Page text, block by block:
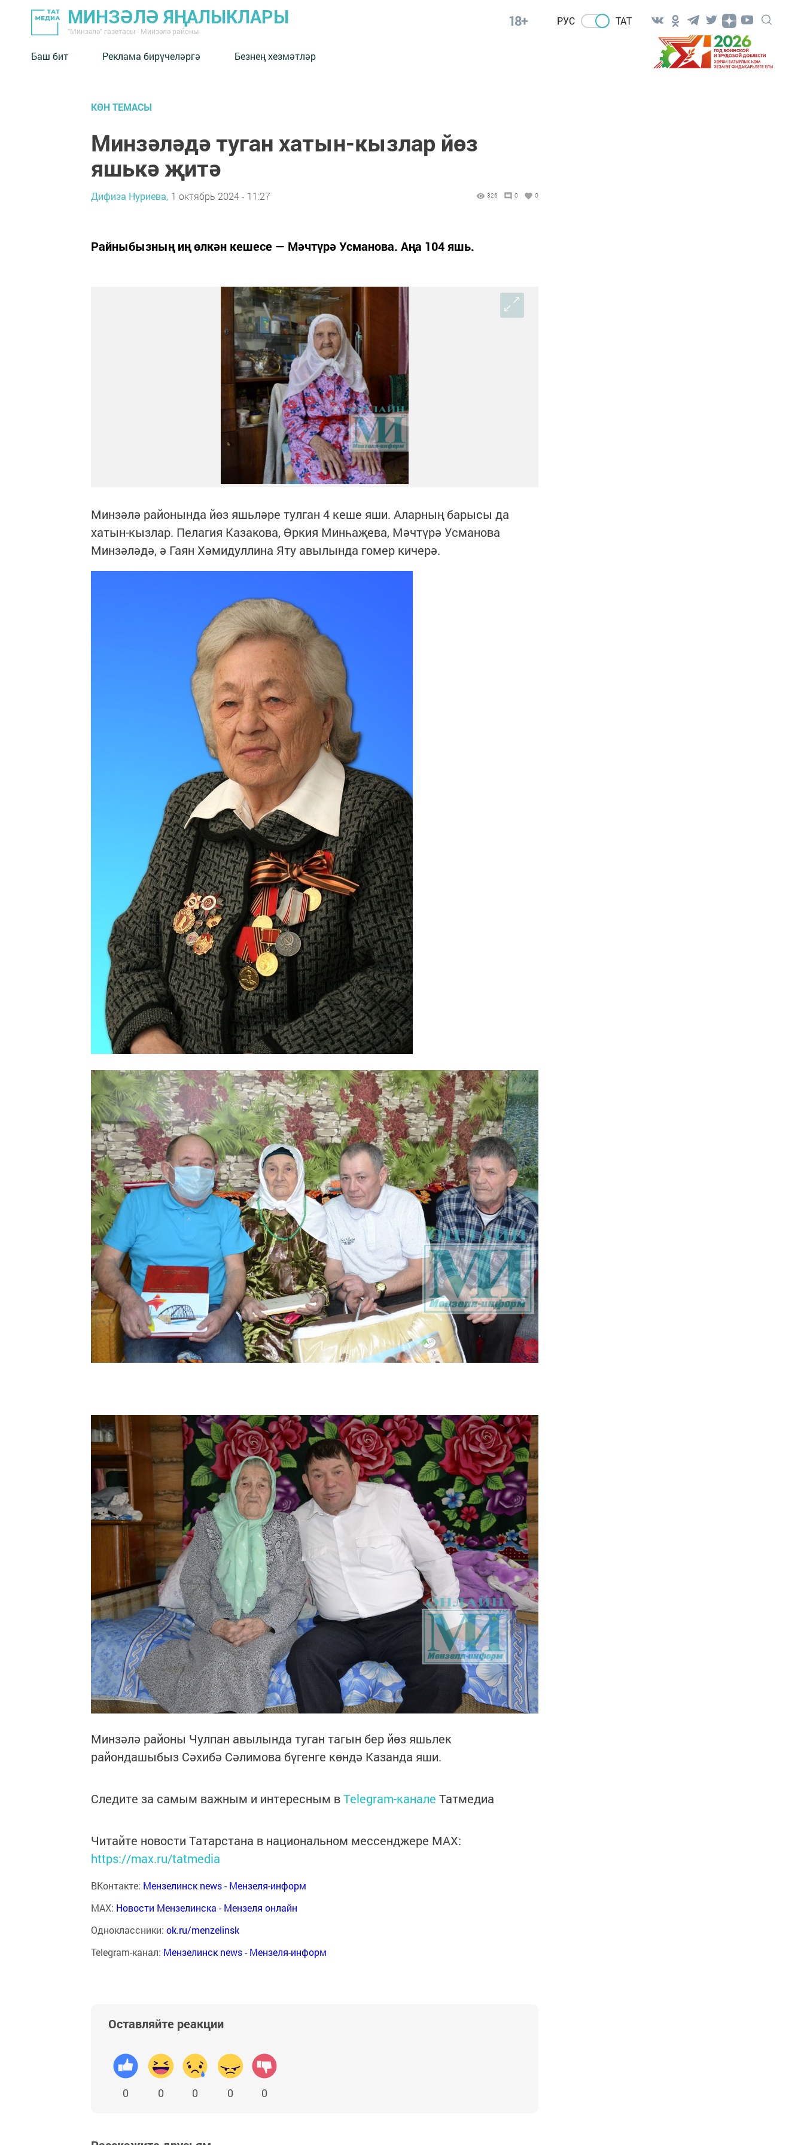
МИНЗӘЛӘ ЯҢАЛЫКЛАРЫ
"Минзәлә" газетасы - Минзәлә районы
18+ РУС ТАТ
Баш бит Реклама бирүчеләргә Безнең хезмәтләр
КӨН ТЕМАСЫ
Минзәләдә туган хатын-кызлар йөз
яшькә җитә
Дифиза Нуриева, 1 октябрь 2024 - 11:27 326 0 0
Райныбызның иң өлкән кешесе — Мәчтүрә Усманова. Аңа 104 яшь.
Минзәлә районында йөз яшьләре тулган 4 кеше яши. Аларның барысы да
хатын-кызлар. Пелагия Казакова, Өркия Минһаҗева, Мәчтүрә Усманова
Минзәләдә, ә Гаян Хәмидуллина Яту авылында гомер кичерә.
Минзәлә районы Чулпан авылында туган тагын бер йөз яшьлек
райондашыбыз Сәхибә Сәлимова бүгенге көндә Казанда яши.
Следите за самым важным и интересным вTelegram-канале Татмедиа
Читайте новости Татарстана в национальном мессенджере MАХ:
https://max.ru/tatmedia
ВКонтакте: Мензелинск news - Мензеля-информ
MAX: Новости Мензелинска - Мензеля онлайн
Одноклассники: ok.ru/menzelinsk
Telegram-канал: Мензелинск news - Мензеля-информ
Оставляйте реакции
0 0 0 0 0